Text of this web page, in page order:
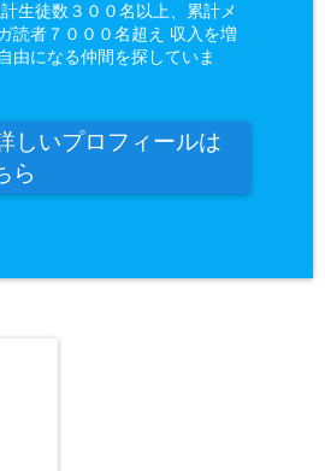
生徒数３００名以上、累計メ
読者７０００名超え 収入を増
由になる仲間を探していま
しいプロフィールは
ら